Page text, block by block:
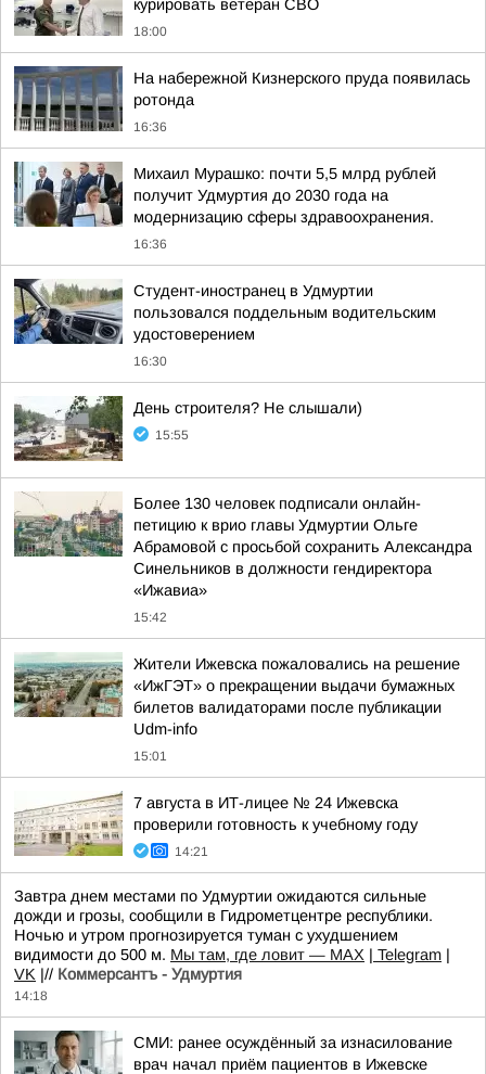
курировать ветеран СВО
18:00
На набережной Кизнерского пруда появилась
ротонда
16:36
Михаил Мурашко: почти 5,5 млрд рублей
получит Удмуртия до 2030 года на
модернизацию сферы здравоохранения.
16:36
Студент-иностранец в Удмуртии
пользовался поддельным водительским
удостоверением
16:30
День строителя? Не слышали)
15:55
Более 130 человек подписали онлайн-
петицию к врио главы Удмуртии Ольге
Абрамовой с просьбой сохранить Александра
Синельников в должности гендиректора
«Ижавиа»
15:42
Жители Ижевска пожаловались на решение
«ИжГЭТ» о прекращении выдачи бумажных
билетов валидаторами после публикации
Udm-info
15:01
7 августа в ИТ-лицее № 24 Ижевска
проверили готовность к учебному году
14:21
Завтра днем местами по Удмуртии ожидаются сильные
дожди и грозы, сообщили в Гидрометцентре республики.
Ночью и утром прогнозируется туман с ухудшением
видимости до 500 м. Мы там, где ловит — MAX | Telegram |
VK |// Коммерсантъ - Удмуртия
14:18
СМИ: ранее осуждённый за изнасилование
врач начал приём пациентов в Ижевске